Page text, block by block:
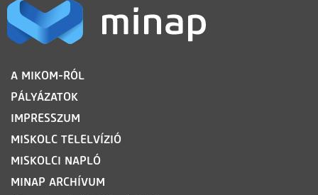
LÁBLÉC
A MIKOM-RÓL
PÁLYÁZATOK
IMPRESSZUM
MISKOLC TELELVÍZIÓ
MISKOLCI NAPLÓ
MINAP ARCHÍVUM